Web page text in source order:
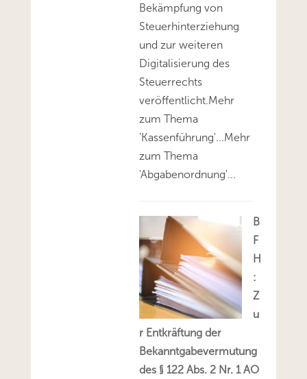
Bekämpfung von
Steuerhinterziehung
und zur weiteren
Digitalisierung des
Steuerrechts
veröffentlicht.Mehr
zum Thema
'Kassenführung'...Mehr
zum Thema
'Abgabenordnung'...
B
F
H
:
Z
u
r Entkräftung der
Bekanntgabevermutung
des § 122 Abs. 2 Nr. 1 AO